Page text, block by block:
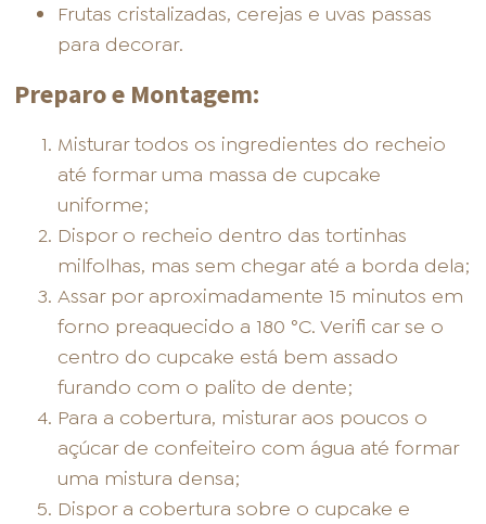
Frutas cristalizadas, cerejas e uvas passas
para decorar.
Preparo e Montagem:
Misturar todos os ingredientes do recheio
até formar uma massa de cupcake
uniforme;
Dispor o recheio dentro das tortinhas
milfolhas, mas sem chegar até a borda dela;
Assar por aproximadamente 15 minutos em
forno preaquecido a 180 °C. Verifi car se o
centro do cupcake está bem assado
furando com o palito de dente;
Para a cobertura, misturar aos poucos o
açúcar de confeiteiro com água até formar
uma mistura densa;
Dispor a cobertura sobre o cupcake e